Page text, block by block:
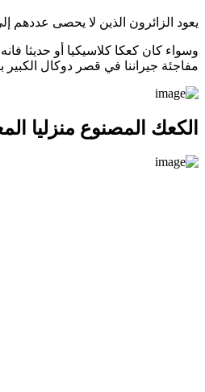
يعود الزائرون الذين لا يحصى عددهم
وسواء كان كعكا كلاسيكيا أو حديثا
مفاجئة جيراننا في قصر دوكال
الكعك المصنوع منزليا